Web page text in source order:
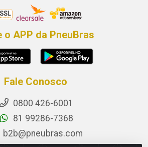
o APP da PneuBras
Fale Conosco
0800 426-6001
81 99286-7368
b2b@pneubras.com